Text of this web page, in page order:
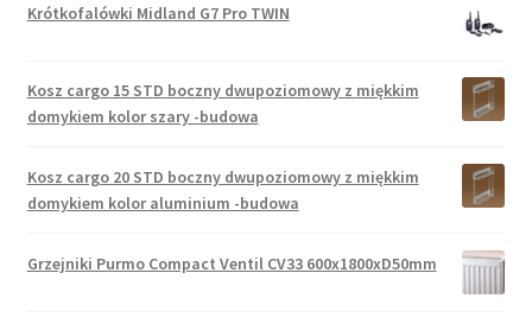
Krótkofalówki Midland G7 Pro TWIN
Kosz cargo 15 STD boczny dwupoziomowy z miękkim
domykiem kolor szary -budowa
Kosz cargo 20 STD boczny dwupoziomowy z miękkim
domykiem kolor aluminium -budowa
Grzejniki Purmo Compact Ventil CV33 600x1800xD50mm